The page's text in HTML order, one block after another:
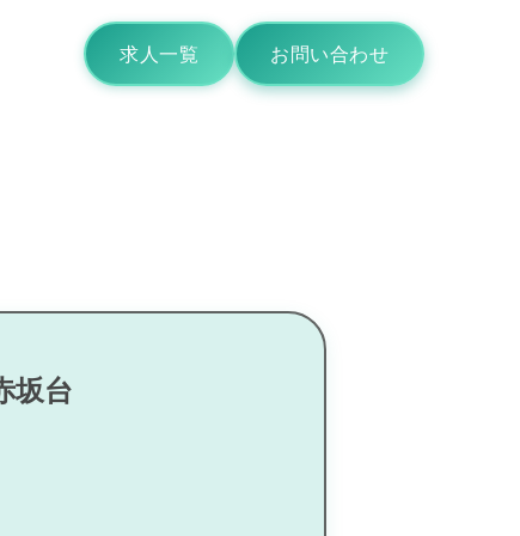
求人一覧 お問い合わせ
坂台